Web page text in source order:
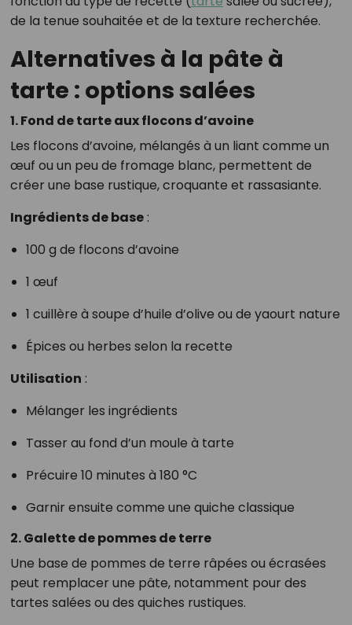
de la tenue souhaitée et de la texture recherchée.
Alternatives à la pâte à
tarte : options salées
1. Fond de tarte aux flocons d’avoine
Les flocons d’avoine, mélangés à un liant comme un
œuf ou un peu de fromage blanc, permettent de
créer une base rustique, croquante et rassasiante.
Ingrédients de base:
100 g de flocons d’avoine
1 œuf
1 cuillère à soupe d’huile d’olive ou de yaourt nature
Épices ou herbes selon la recette
Utilisation :
Mélanger les ingrédients
Tasser au fond d’un moule à tarte
Précuire 10 minutes à 180 °C
Garnir ensuite comme une quiche classique
2. Galette de pommes de terre
Une base de pommes de terre râpées ou écrasées
peut remplacer une pâte, notamment pour des
tartes salées ou des quiches rustiques.